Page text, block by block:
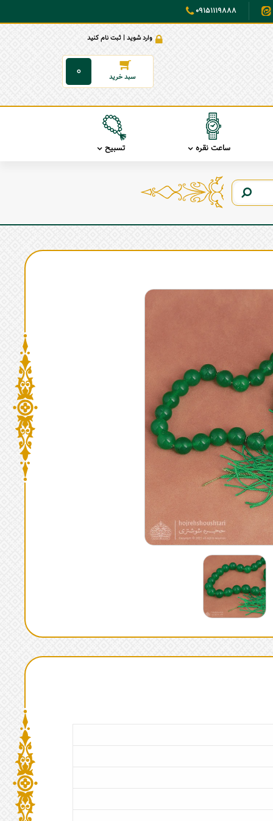
09151119888
وارد شوید | ثبت نام کنید
0
ساعت نقره تسبیح